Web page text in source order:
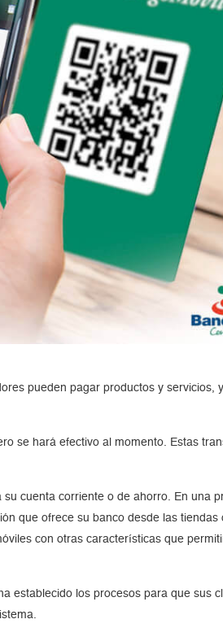
pueden pagar productos y servicios,
se hará efectivo al momento. Estas
cuenta corriente o de ahorro. En una
que ofrece su banco desde las tiendas
con otras características que
establecido los procesos para que sus